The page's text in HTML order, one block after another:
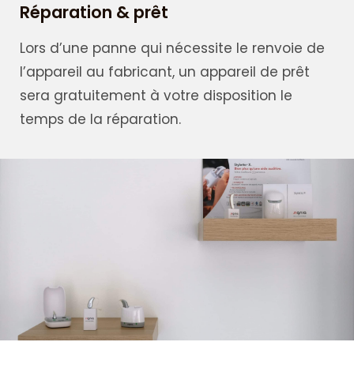
Réparation & prêt
Lors d’une panne qui nécessite le renvoie de
l’appareil au fabricant, un appareil de prêt
sera gratuitement à votre disposition le
temps de la réparation.